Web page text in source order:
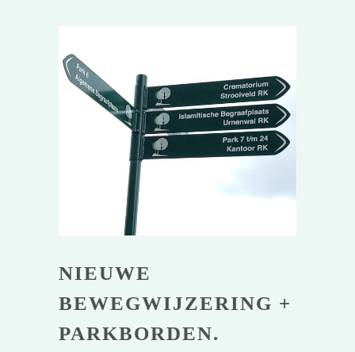
NIEUWE
BEWEGWIJZERING +
PARKBORDEN.